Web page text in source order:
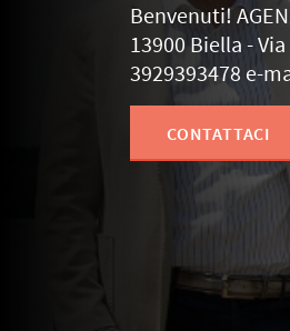
Benvenuti!
13900 Biella -
3929393478 e-
CONTATTACI